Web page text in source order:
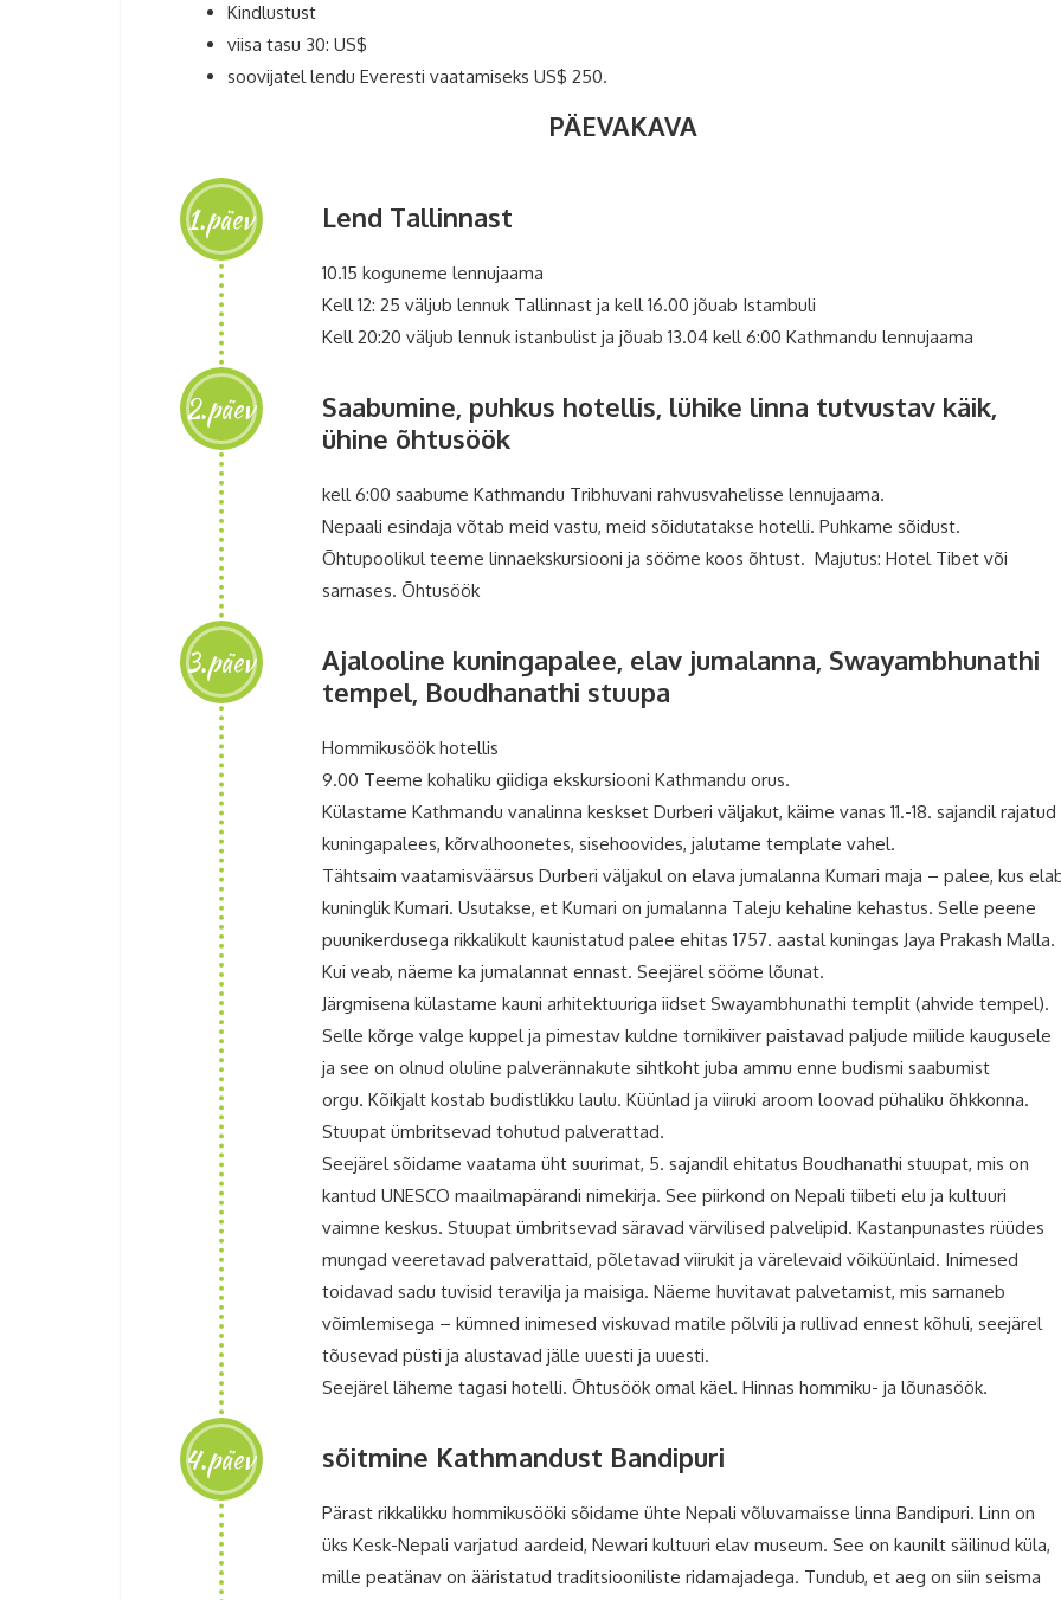
Kindlustust
viisa tasu 30: US$
soovijatel lendu Everesti vaatamiseks US$ 250.
PÄEVAKAVA
1.päev Lend Tallinnast
10.15 koguneme lennujaama
Kell 12: 25 väljub lennuk Tallinnast ja kell 16.00 jõuab Istambuli
Kell 20:20 väljub lennuk istanbulist ja jõuab 13.04 kell 6:00 Kathmandu lennujaama
2.päev
Saabumine, puhkus hotellis, lühike linna tutvustav käik,
ühine õhtusöök
kell 6:00 saabume Kathmandu Tribhuvani rahvusvahelisse lennujaama.
Nepaali esindaja võtab meid vastu, meid sõidutatakse hotelli. Puhkame sõidust.
Õhtupoolikul teeme linnaekskursiooni ja sööme koos õhtust. Majutus: Hotel Tibet või
sarnases. Õhtusöök
3.päev
Ajalooline kuningapalee, elav jumalanna, Swayambhunathi
tempel, Boudhanathi stuupa
Hommikusöök hotellis
9.00 Teeme kohaliku giidiga ekskursiooni Kathmandu orus.
Külastame Kathmandu vanalinna keskset Durberi väljakut, käime vanas 11.-18. sajandil rajatud
kuningapalees, kõrvalhoonetes, sisehoovides, jalutame template vahel.
Tähtsaim vaatamisväärsus Durberi väljakul on elava jumalanna Kumari maja – palee, kus
kuninglik Kumari. Usutakse, et Kumari on jumalanna Taleju kehaline kehastus. Selle peene
puunikerdusega rikkalikult kaunistatud palee ehitas 1757. aastal kuningas Jaya Prakash Malla.
Kui veab, näeme ka jumalannat ennast. Seejärel sööme lõunat.
Järgmisena külastame kauni arhitektuuriga iidset Swayambhunathi templit (ahvide tempel).
Selle kõrge valge kuppel ja pimestav kuldne tornikiiver paistavad paljude miilide kaugusele
ja see on olnud oluline palverännakute sihtkoht juba ammu enne budismi saabumist
orgu. Kõikjalt kostab budistlikku laulu. Küünlad ja viiruki aroom loovad pühaliku õhkkonna.
Stuupat ümbritsevad tohutud palverattad.
Seejärel sõidame vaatama üht suurimat, 5. sajandil ehitatus Boudhanathi stuupat, mis on
kantud UNESCO maailmapärandi nimekirja. See piirkond on Nepali tiibeti elu ja kultuuri
vaimne keskus. Stuupat ümbritsevad säravad värvilised palvelipid. Kastanpunastes rüüdes
mungad veeretavad palverattaid, põletavad viirukit ja värelevaid võiküünlaid. Inimesed
toidavad sadu tuvisid teravilja ja maisiga. Näeme huvitavat palvetamist, mis sarnaneb
võimlemisega – kümned inimesed viskuvad matile põlvili ja rullivad ennest kõhuli, seejärel
tõusevad püsti ja alustavad jälle uuesti ja uuesti.
Seejärel läheme tagasi hotelli. Õhtusöök omal käel. Hinnas hommiku- ja lõunasöök.
4.päev sõitmine Kathmandust Bandipuri
Pärast rikkalikku hommikusööki sõidame ühte Nepali võluvamaisse linna Bandipuri. Linn on
üks Kesk-Nepali varjatud aardeid, Newari kultuuri elav museum. See on kaunilt säilinud küla,
mille peatänav on ääristatud traditsiooniliste ridamajadega. Tundub, et aeg on siin seisma